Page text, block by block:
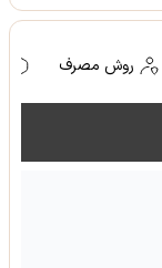
روش مصرف